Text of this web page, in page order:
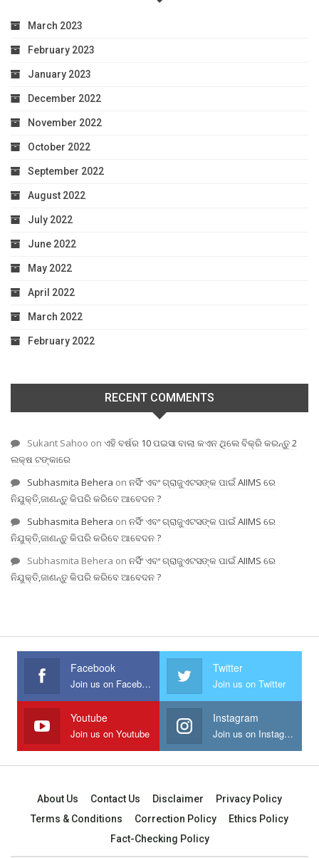
March 2023
February 2023
January 2023
December 2022
November 2022
October 2022
September 2022
August 2022
July 2022
June 2022
May 2022
April 2022
March 2022
February 2022
RECENT COMMENTS
Sukant Sahoo on ଏହି ବର୍ଷର 10 ପଇସା ବାଲା କଏନ ଥିଲେ ବିକ୍ରି କରନ୍ତୁ 2
ଲକ୍ଷ ଟଙ୍କାରେ
Subhasmita Behera on ନର୍ସିଂ ଏବଂ ଗ୍ରାଜୁଏଟସଙ୍କ ପାଇଁ AIIMS ରେ
ନିଯୁକ୍ତି,ଜାଣନ୍ତୁ କିପରି କରିବେ ଆବେଦନ ?
Subhasmita Behera on ନର୍ସିଂ ଏବଂ ଗ୍ରାଜୁଏଟସଙ୍କ ପାଇଁ AIIMS ରେ
ନିଯୁକ୍ତି,ଜାଣନ୍ତୁ କିପରି କରିବେ ଆବେଦନ ?
Subhasmita Behera on ନର୍ସିଂ ଏବଂ ଗ୍ରାଜୁଏଟସଙ୍କ ପାଇଁ AIIMS ରେ
ନିଯୁକ୍ତି,ଜାଣନ୍ତୁ କିପରି କରିବେ ଆବେଦନ ?
Facebook
Join us on Facebook
Twitter
Join us on Twitter
Youtube
Join us on Youtube
Instagram
Join us on Instagram
About Us Contact Us Disclaimer
Privacy Policy
Terms & Conditions
Correction Policy
Ethics Policy
Fact-Checking Policy